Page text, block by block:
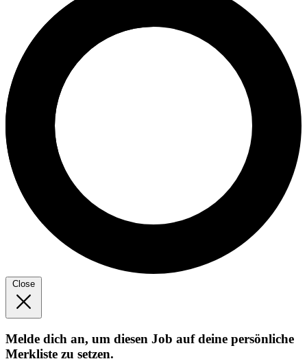
Close
Melde dich an, um diesen Job auf deine persönliche
Merkliste zu setzen.